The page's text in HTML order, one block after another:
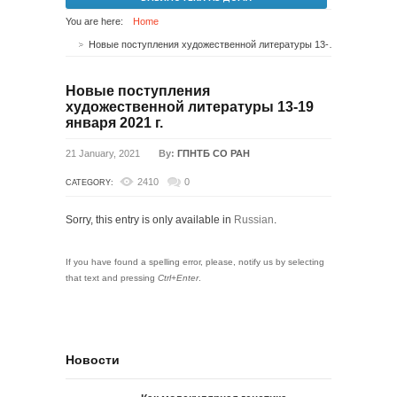
You are here: Home
Новые поступления
художественной литературы 13-19
января 2021 г.
21 January, 2021 By: ГПНТБ СО РАН
CATEGORY: 2410 0
Sorry, this entry is only available in Russian.
If you have found a spelling error, please, notify us by selecting
that text and pressing Ctrl+Enter.
Новости